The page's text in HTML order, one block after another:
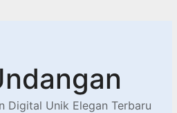
Digital Unik Elegan Terbaru